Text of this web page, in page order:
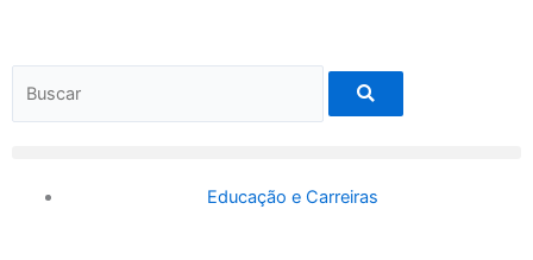
conteúdo
Educação e Carreiras